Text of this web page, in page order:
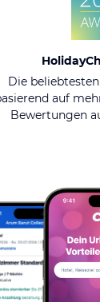
Die
auf
Bewertungen